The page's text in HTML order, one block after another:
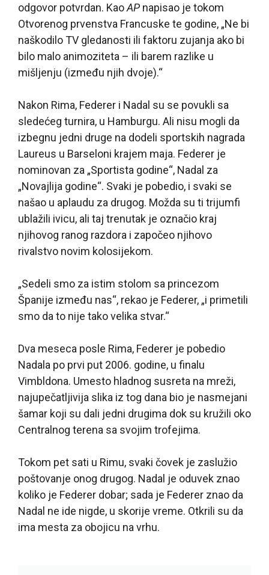
odgovor potvrdan. KaoAP napisao je tokom
Otvorenog prvenstva Francuske te godine, „Ne bi
naškodilo TV gledanosti ili faktoru zujanja ako bi
bilo malo animoziteta – ili barem razlike u
mišljenju (između njih dvoje).“
Nakon Rima, Federer i Nadal su se povukli sa
sledećeg turnira, u Hamburgu. Ali nisu mogli da
izbegnu jedni druge na dodeli sportskih nagrada
Laureus u Barseloni krajem maja. Federer je
nominovan za „Sportista godine“, Nadal za
„Novajlija godine“. Svaki je pobedio, i svaki se
našao u aplaudu za drugog. Možda su ti trijumfi
ublažili ivicu, ali taj trenutak je označio kraj
njihovog ranog razdora i započeo njihovo
rivalstvo novim kolosijekom.
„Sedeli smo za istim stolom sa princezom
Španije između nas“, rekao je Federer, „i primetili
smo da to nije tako velika stvar.“
Dva meseca posle Rima, Federer je pobedio
Nadala po prvi put 2006. godine, u finalu
Vimbldona. Umesto hladnog susreta na mreži,
najupečatljivija slika iz tog dana bio je nasmejani
šamar koji su dali jedni drugima dok su kružili oko
Centralnog terena sa svojim trofejima.
Tokom pet sati u Rimu, svaki čovek je zaslužio
poštovanje onog drugog. Nadal je oduvek znao
koliko je Federer dobar; sada je Federer znao da
Nadal ne ide nigde, u skorije vreme. Otkrili su da
ima mesta za obojicu na vrhu.